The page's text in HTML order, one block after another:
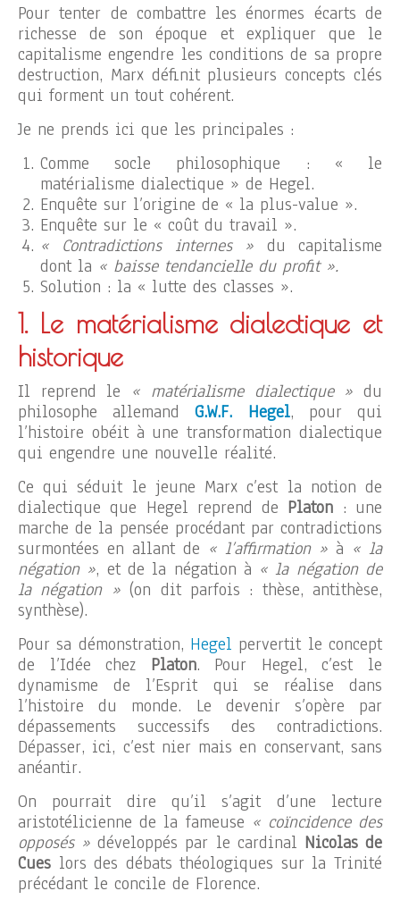
Pour tenter de combattre les énormes écarts de
richesse de son époque et expliquer que le
capitalisme engendre les conditions de sa propre
destruction, Marx définit plusieurs concepts clés
qui forment un tout cohérent.
Je ne prends ici que les principales :
Comme socle philosophique : « le
matérialisme dialectique » de Hegel.
Enquête sur l’origine de « la plus-value ».
Enquête sur le « coût du travail ».
« Contradictions internes » du capitalisme
dont la « baisse tendancielle du profit ».
Solution : la « lutte des classes ».
1. Le matérialisme dialectique et
historique
Il reprend le « matérialisme dialectique » du
philosophe allemandG.W.F. Hegel, pour qui
l’histoire obéit à une transformation dialectique
qui engendre une nouvelle réalité.
Ce qui séduit le jeune Marx c’est la notion de
dialectique que Hegel reprend de Platon : une
marche de la pensée procédant par contradictions
surmontées en allant de « l’affirmation » à « la
négation », et de la négation à « la négation de
la négation »(on dit parfois : thèse, antithèse,
synthèse).
Pour sa démonstration, Hegel pervertit le concept
de l’Idée chez Platon. Pour Hegel, c’est le
dynamisme de l’Esprit qui se réalise dans
l’histoire du monde. Le devenir s’opère par
dépassements successifs des contradictions.
Dépasser, ici, c’est nier mais en conservant, sans
anéantir.
On pourrait dire qu’il s’agit d’une lecture
aristotélicienne de la fameuse « coïncidence des
opposés » développés par le cardinal Nicolas de
Cues lors des débats théologiques sur la Trinité
précédant le concile de Florence.